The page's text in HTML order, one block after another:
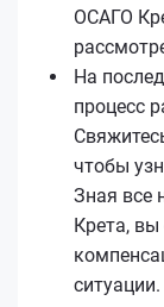
ОСАГО
На
процесс
чтобы
Зная все
Кретa,
ситуации.